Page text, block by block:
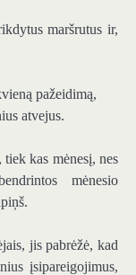
maršrutus ir,
pažeidimą,
atvejus.
kas mėnesį, nes
mėnesio
jis pabrėžė, kad
įsipareigojimus,